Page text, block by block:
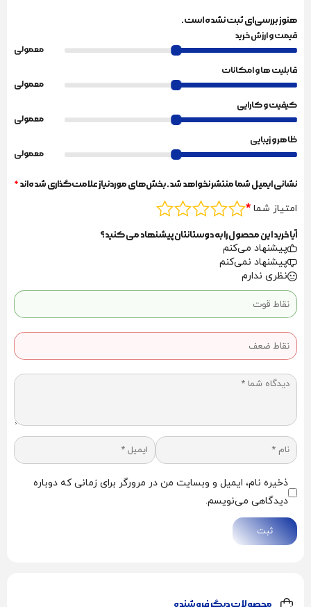
هنوز بررسی‌ای ثبت نشده است.
قیمت و ارزش خرید
معمولی
قابلیت ها و امکانات
معمولی
کیفیت و کارایی
معمولی
ظاهر و زیبایی
معمولی
نشانی ایمیل شما منتشر نخواهد شد.بخش‌های موردنیاز علامت‌گذاری شده‌اند*
امتیاز شما *
آیا خرید این محصول را به دوستانتان پیشنهاد می کنید؟
پیشنهاد می‌کنم
پیشنهاد نمی‌کنم
نظری ندارم
ذخیره نام، ایمیل و وبسایت من در مرورگر برای زمانی که دوباره
دیدگاهی می‌نویسم.
ثبت
محصولات دیگر فروشنده